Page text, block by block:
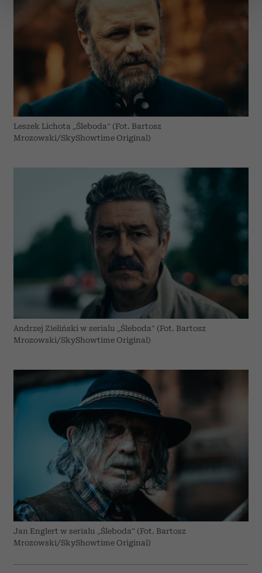
sekcji szczegółów
. W Deklaracji plików cookie możesz
zmienić lub wycofać swoją zgodę w dowolnej chwili.
Wykorzystujemy pliki cookie do spersonalizowania treści
i reklam, aby oferować funkcje społecznościowe i
analizować ruch w naszej witrynie. Informacje o tym, jak
korzystasz z naszej witryny, udostępniamy partnerom
społecznościowym, reklamowym i analitycznym.
Partnerzy mogą połączyć te informacje z innymi danymi
otrzymanymi od Ciebie lub uzyskanymi podczas
Leszek Lichota „Śleboda” (Fot. Bartosz
Mrozowski/SkyShowtime Original)
Andrzej Zieliński w serialu „Śleboda” (Fot. Bartosz
Mrozowski/SkyShowtime Original)
Jan Englert w serialu „Śleboda” (Fot. Bartosz
Mrozowski/SkyShowtime Original)